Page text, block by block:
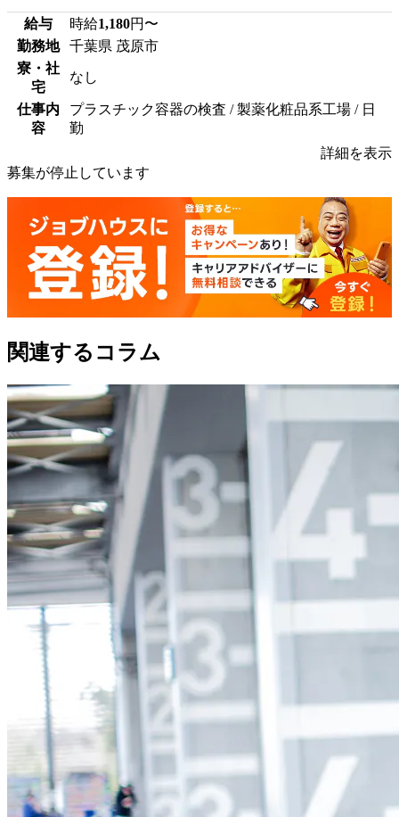
給与 時給1,180円〜
勤務地
千葉県 茂原市
寮・社
宅
なし
仕事内
容
プラスチック容器の検査 / 製薬化粧品系工場 / 日
勤
詳細を表示
募集が停止しています
関連するコラム